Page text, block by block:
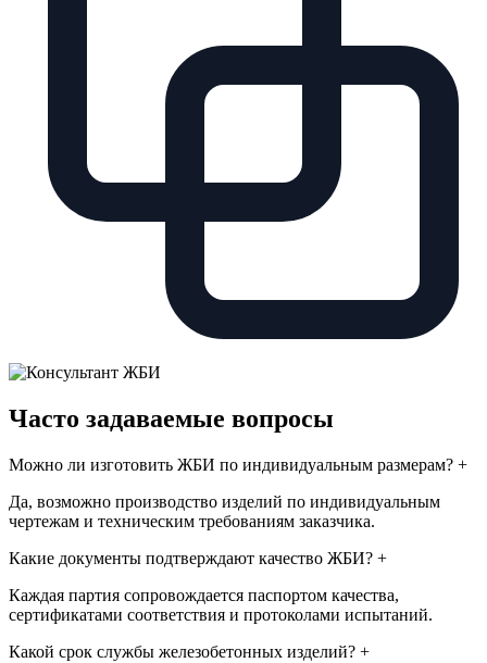
Часто задаваемые вопросы
Можно ли изготовить ЖБИ по индивидуальным размерам? +
Да, возможно производство изделий по индивидуальным
чертежам и техническим требованиям заказчика.
Какие документы подтверждают качество ЖБИ? +
Каждая партия сопровождается паспортом качества,
сертификатами соответствия и протоколами испытаний.
Какой срок службы железобетонных изделий? +